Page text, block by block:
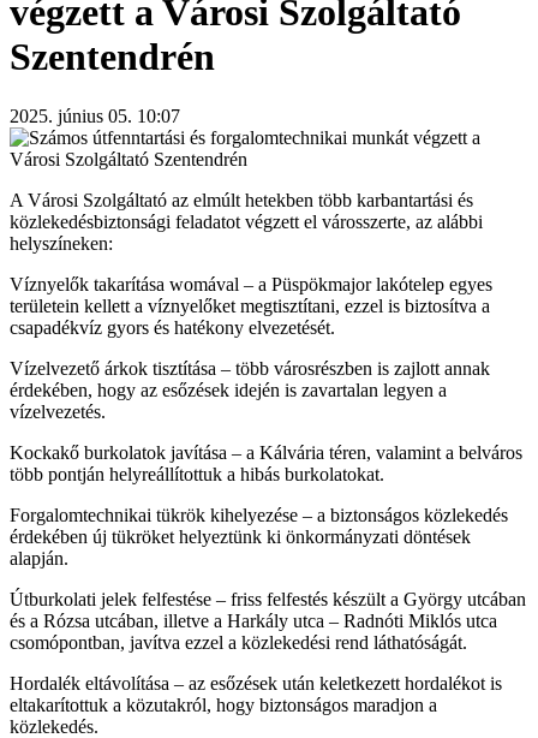
végzett a Városi Szolgáltató
Szentendrén
2025. június 05. 10:07
A Városi Szolgáltató az elmúlt hetekben több karbantartási és
közlekedésbiztonsági feladatot végzett el városszerte, az alábbi
helyszíneken:
Víznyelők takarítása womával – a Püspökmajor lakótelep egyes
területein kellett a víznyelőket megtisztítani, ezzel is biztosítva a
csapadékvíz gyors és hatékony elvezetését.
Vízelvezető árkok tisztítása – több városrészben is zajlott annak
érdekében, hogy az esőzések idején is zavartalan legyen a
vízelvezetés.
Kockakő burkolatok javítása – a Kálvária téren, valamint a belváros
több pontján helyreállítottuk a hibás burkolatokat.
Forgalomtechnikai tükrök kihelyezése – a biztonságos közlekedés
érdekében új tükröket helyeztünk ki önkormányzati döntések
alapján.
Útburkolati jelek felfestése – friss felfestés készült a György utcában
és a Rózsa utcában, illetve a Harkály utca – Radnóti Miklós utca
csomópontban, javítva ezzel a közlekedési rend láthatóságát.
Hordalék eltávolítása – az esőzések után keletkezett hordalékot is
eltakarítottuk a közutakról, hogy biztonságos maradjon a
közlekedés.